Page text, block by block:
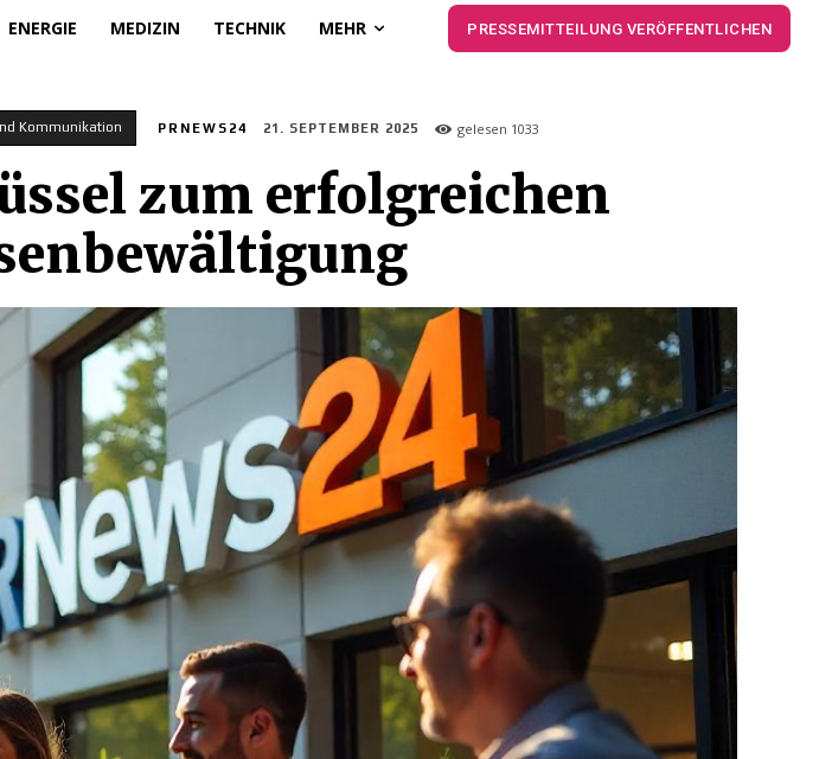
ENERGIE MEDIZIN TECHNIK MEHR PRESSEMITTEILUNG VERÖFFENTLICHEN
Kommunikation PRNEWS24 21. SEPTEMBER 2025 gelesen 1033
zum erfolgreichen